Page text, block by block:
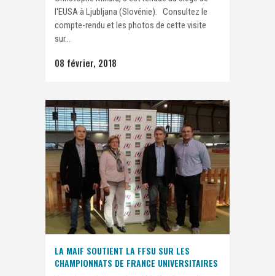
l'EUSA à Ljubljana (Slovénie). Consultez le
compte-rendu et les photos de cette visite
sur...
08 février, 2018
LA MAIF SOUTIENT LA FFSU SUR LES
CHAMPIONNATS DE FRANCE UNIVERSITAIRES